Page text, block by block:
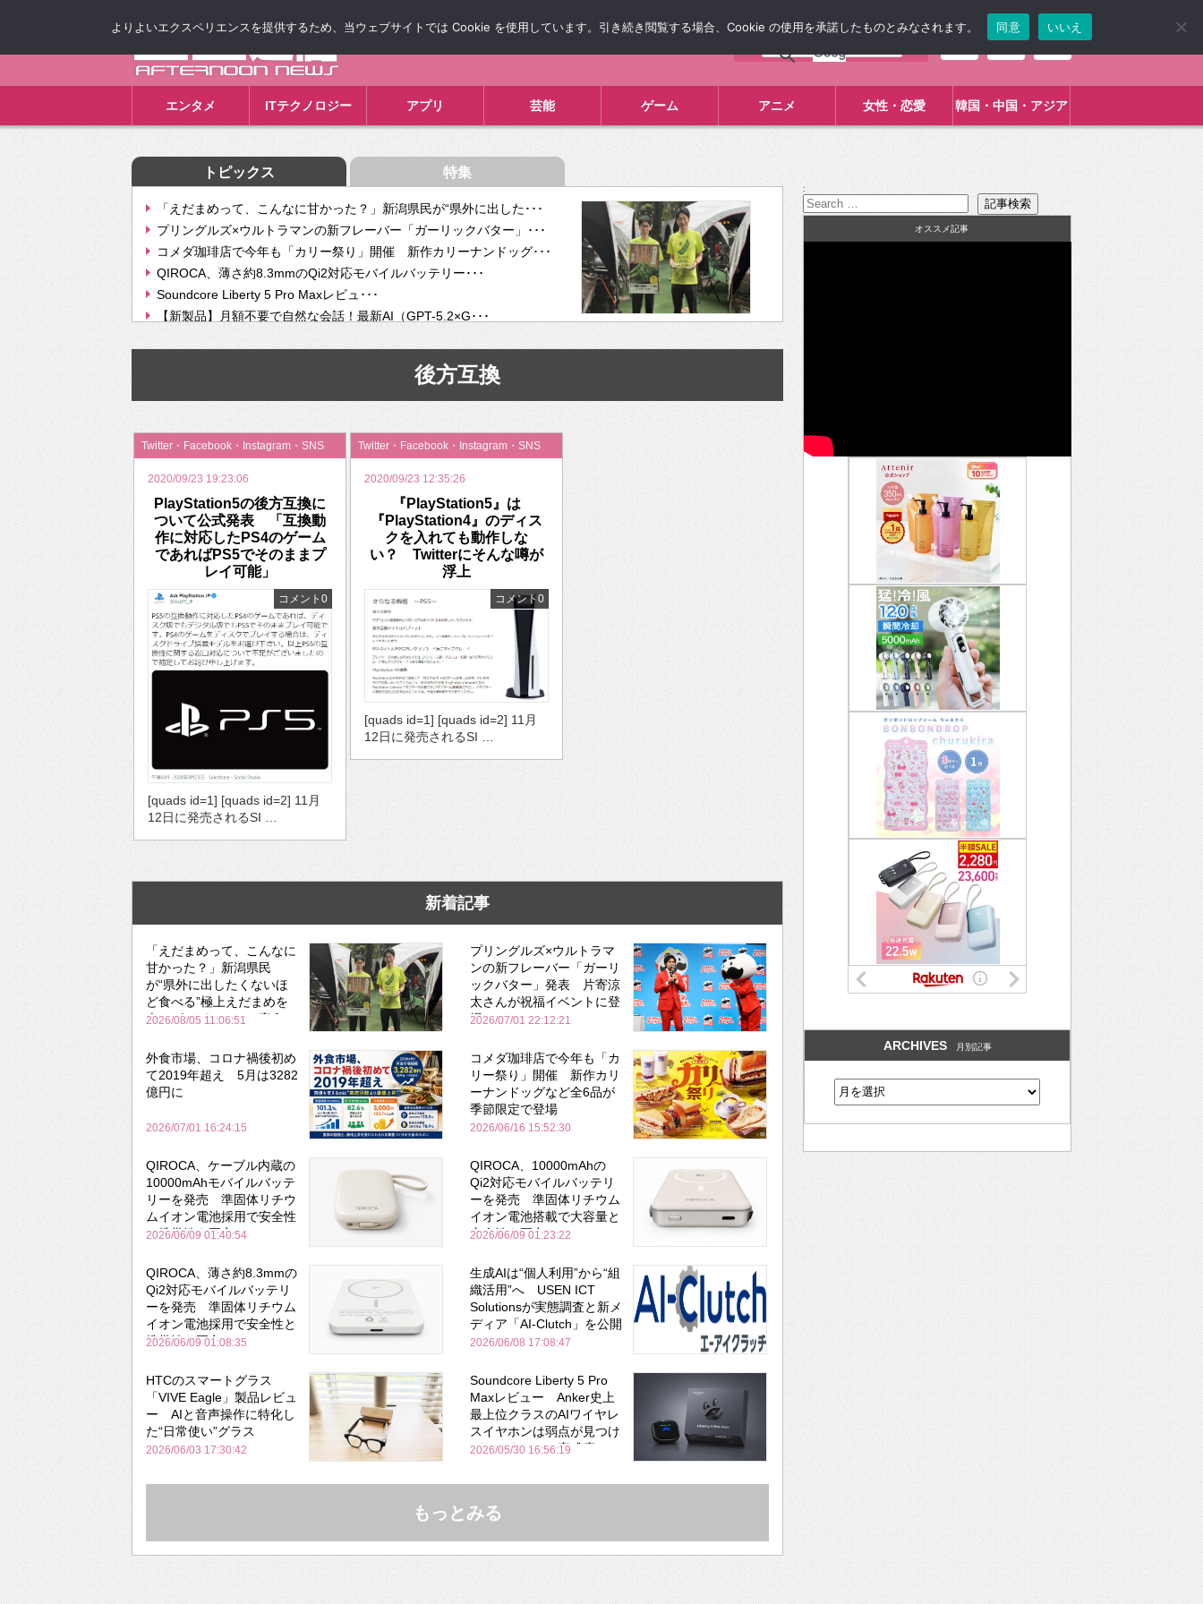
エンタメ ITテクノロジー アプリ 芸能 ゲーム アニメ 女性・恋愛 韓国・中国・アジア
トピックス 特集
「えだまめって、こんなに甘かった？」新潟県民が“県外に出した･･･
プリングルズ×ウルトラマンの新フレーバー「ガーリックバター」･･･
コメダ珈琲店で今年も「カリー祭り」開催 新作カリーナンドッグ･･･
QIROCA、薄さ約8.3mmのQi2対応モバイルバッテリー･･･
Soundcore Liberty 5 Pro Maxレビュ･･･
【新製品】月額不要で自然な会話！最新AI（GPT-5.2×G･･･
【次世代の没入感と生産性】VITURE Luma Ultra･･･
挫折率8割の壁をAIで突破。ジャストシステム、”自分が今話し･･･
2026年のバレンタインは「自分で作って、想いを渡す」 TE･･･
後方互換
Twitter・Facebook・Instagram・SNS
2020/09/23 19:23:06
PlayStation5の後方互換に
ついて公式発表 「互換動
作に対応したPS4のゲーム
であればPS5でそのままプ
レイ可能」
コメント0
[quads id=1] [quads id=2] 11月
12日に発売されるSI …
Twitter・Facebook・Instagram・SNS
2020/09/23 12:35:26
『PlayStation5』は
『PlayStation4』のディス
クを入れても動作しな
い？ Twitterにそんな噂が
浮上
コメント0
[quads id=1] [quads id=2] 11月
12日に発売されるSI …
新着記事
「えだまめって、こんなに
甘かった？」新潟県民
が“県外に出したくないほ
ど食べる”極上えだまめを
森のビアガーデンで実食
2026/08/05 11:06:51
プリングルズ×ウルトラマ
ンの新フレーバー「ガーリ
ックバター」発表 片寄涼
太さんが祝福イベントに登
場
2026/07/01 22:12:21
外食市場、コロナ禍後初め
て2019年超え 5月は3282
億円に
2026/07/01 16:24:15
コメダ珈琲店で今年も「カ
リー祭り」開催 新作カリ
ーナンドッグなど全6品が
季節限定で登場
2026/06/16 15:52:30
QIROCA、ケーブル内蔵の
10000mAhモバイルバッテ
リーを発売 準固体リチウ
ムイオン電池採用で安全性
と携帯性を両立
2026/06/09 01:40:54
QIROCA、10000mAhの
Qi2対応モバイルバッテリ
ーを発売 準固体リチウム
イオン電池搭載で大容量と
安全性を両立
2026/06/09 01:23:22
QIROCA、薄さ約8.3mmの
Qi2対応モバイルバッテリ
ーを発売 準固体リチウム
イオン電池採用で安全性と
携帯性を両立
2026/06/09 01:08:35
生成AIは“個人利用”から“組
織活用”へ USEN ICT
Solutionsが実態調査と新メ
ディア「AI-Clutch」を公開
2026/06/08 17:08:47
HTCのスマートグラス
「VIVE Eagle」製品レビュ
ー AIと音声操作に特化し
た“日常使い”グラス
2026/06/03 17:30:42
Soundcore Liberty 5 Pro
Maxレビュー Anker史上
最上位クラスのAIワイヤレ
スイヤホンは弱点が見つけ
づらいくらいの完成度にび
Bose並み
2026/05/30 16:56:19
もっとみる
:
オススメ記事
ARCHIVES 月別記事
よりよいエクスペリエンスを提供するため、当ウェブサイトでは Cookie を使用しています。引き続き閲覧する場合、Cookie の使用を承諾したものとみなされます。 同意 いいえ